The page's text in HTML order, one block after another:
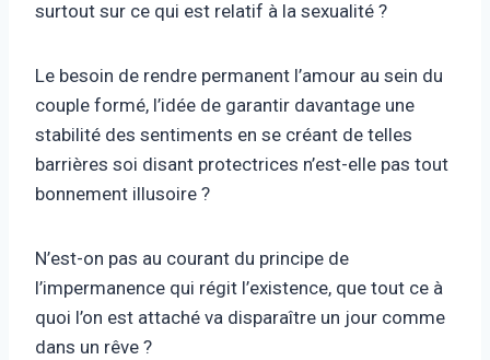
surtout sur ce qui est relatif à la sexualité ?
Le besoin de rendre permanent l’amour au sein du
couple formé, l’idée de garantir davantage une
stabilité des sentiments en se créant de telles
barrières soi disant protectrices n’est-elle pas tout
bonnement illusoire ?
N’est-on pas au courant du principe de
l’impermanence qui régit l’existence, que tout ce à
quoi l’on est attaché va disparaître un jour comme
dans un rêve ?